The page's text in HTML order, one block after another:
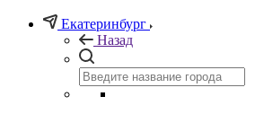
Екатеринбург
Назад